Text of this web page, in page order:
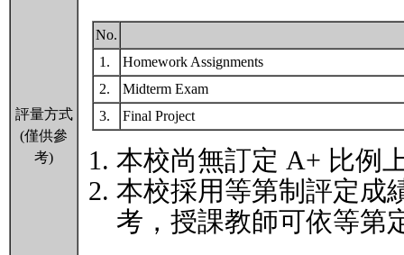
評量方式
(僅供參
考)
No.
1.
Homework Assignments
2.
Midterm Exam
3.
Final Project
本校尚無訂定 A+ 比例
本校採用等第制評定成
考，授課教師可依等第